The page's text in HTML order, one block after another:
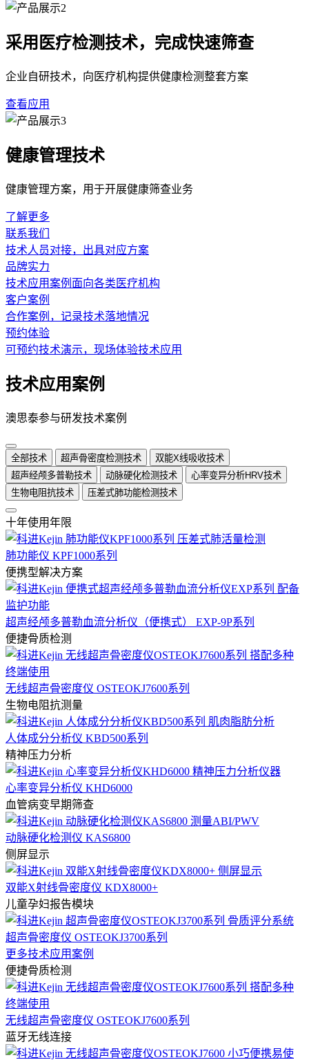
采用医疗检测技术，完成快速筛查
企业自研技术，向医疗机构提供健康检测整套方案
查看应用
健康管理技术
健康管理方案，用于开展健康筛查业务
了解更多
联系我们
技术人员对接，出具对应方案
品牌实力
技术应用案例面向各类医疗机构
客户案例
合作案例，记录技术落地情况
预约体验
可预约技术演示，现场体验技术应用
技术应用案例
澳思泰参与研发技术案例
全部技术 超声骨密度检测技术
双能X线吸收技术
超声经颅多普勒技术
动脉硬化检测技术
心率变异分析HRV技术
生物电阻抗技术
压差式肺功能检测技术
十年使用年限
肺功能仪 KPF1000系列
便携型解决方案
超声经颅多普勒血流分析仪（便携式） EXP-9P系列
便捷骨质检测
无线超声骨密度仪 OSTEOKJ7600系列
生物电阻抗测量
人体成分分析仪 KBD500系列
精神压力分析
心率变异分析仪 KHD6000
血管病变早期筛查
动脉硬化检测仪 KAS6800
侧屏显示
双能X射线骨密度仪 KDX8000+
儿童孕妇报告模块
超声骨密度仪 OSTEOKJ3700系列
更多技术应用案例
便捷骨质检测
无线超声骨密度仪 OSTEOKJ7600系列
蓝牙无线连接